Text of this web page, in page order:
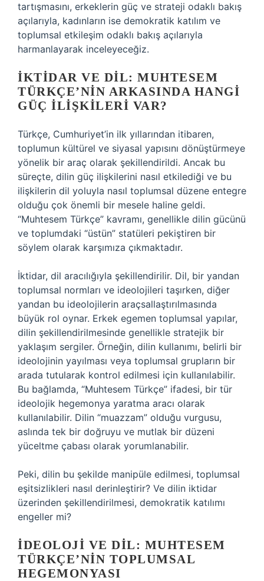
tartışmasını, erkeklerin güç ve strateji odaklı bakış
açılarıyla, kadınların ise demokratik katılım ve
toplumsal etkileşim odaklı bakış açılarıyla
harmanlayarak inceleyeceğiz.
İKTIDAR VE DIL: MUHTESEM
TÜRKÇE’NIN ARKASINDA HANGI
GÜÇ İLIŞKILERI VAR?
Türkçe, Cumhuriyet’in ilk yıllarından itibaren,
toplumun kültürel ve siyasal yapısını dönüştürmeye
yönelik bir araç olarak şekillendirildi. Ancak bu
süreçte, dilin güç ilişkilerini nasıl etkilediği ve bu
ilişkilerin dil yoluyla nasıl toplumsal düzene entegre
olduğu çok önemli bir mesele haline geldi.
“Muhtesem Türkçe” kavramı, genellikle dilin gücünü
ve toplumdaki “üstün” statüleri pekiştiren bir
söylem olarak karşımıza çıkmaktadır.
İktidar, dil aracılığıyla şekillendirilir. Dil, bir yandan
toplumsal normları ve ideolojileri taşırken, diğer
yandan bu ideolojilerin araçsallaştırılmasında
büyük rol oynar. Erkek egemen toplumsal yapılar,
dilin şekillendirilmesinde genellikle stratejik bir
yaklaşım sergiler. Örneğin, dilin kullanımı, belirli bir
ideolojinin yayılması veya toplumsal grupların bir
arada tutularak kontrol edilmesi için kullanılabilir.
Bu bağlamda, “Muhtesem Türkçe” ifadesi, bir tür
ideolojik hegemonya yaratma aracı olarak
kullanılabilir. Dilin “muazzam” olduğu vurgusu,
aslında tek bir doğruyu ve mutlak bir düzeni
yüceltme çabası olarak yorumlanabilir.
Peki, dilin bu şekilde manipüle edilmesi, toplumsal
eşitsizlikleri nasıl derinleştirir? Ve dilin iktidar
üzerinden şekillendirilmesi, demokratik katılımı
engeller mi?
İDEOLOJI VE DIL: MUHTESEM
TÜRKÇE’NIN TOPLUMSAL
HEGEMONYASI